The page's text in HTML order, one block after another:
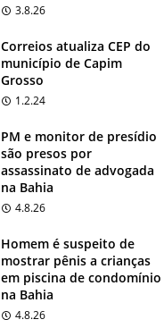
3.8.26
Correios atualiza CEP do
município de Capim
Grosso
1.2.24
PM e monitor de presídio
são presos por
assassinato de advogada
na Bahia
4.8.26
Homem é suspeito de
mostrar pênis a crianças
em piscina de condomínio
na Bahia
4.8.26